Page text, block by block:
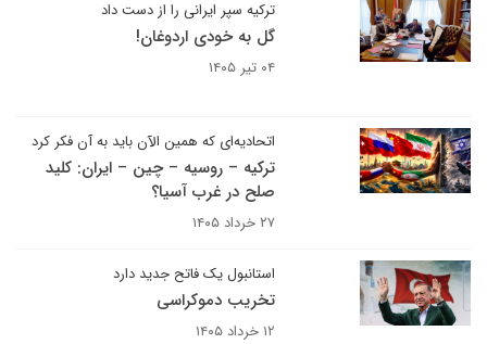
ترکیه سپر ایرانی را از دست داد
گل به خودی اردوغان!
۰۴ تیر ۱۴۰۵
اتحادیه‌ای که همین الآن باید به آن فکر کرد
ترکیه – روسیه – چین – ایران: کلید
صلح در غرب آسیا؟
۲۷ خرداد ۱۴۰۵
استانبول یک فاتح جدید دارد
تخریب دموکراسی
۱۲ خرداد ۱۴۰۵